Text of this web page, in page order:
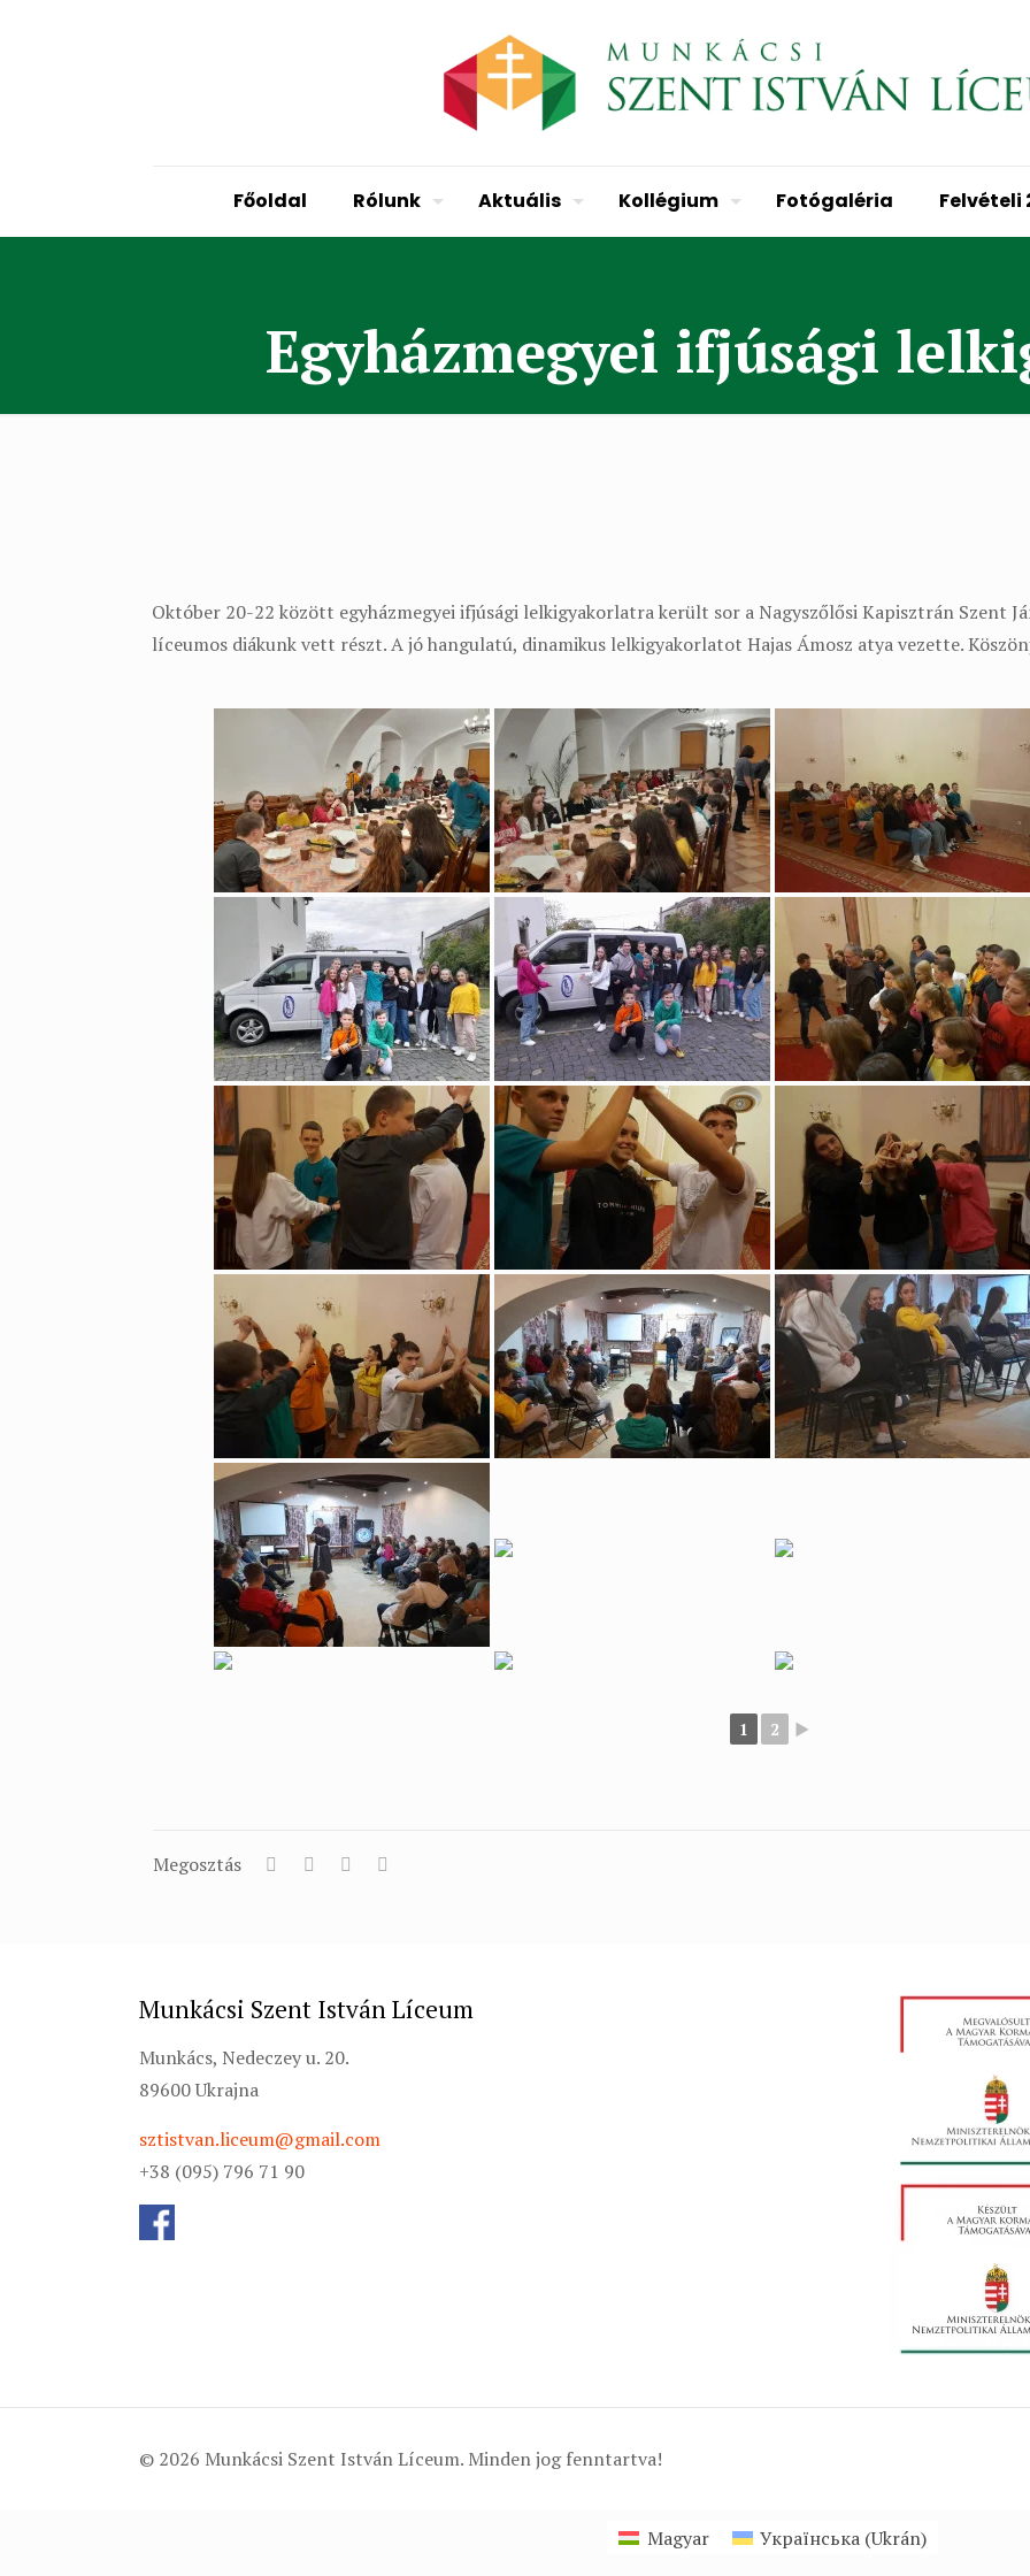
Főoldal Rólunk Aktuális Kollégium Fotógaléria Felvételi
Egyházmegyei ifjúsági
Október 20-22 között egyházmegyei ifjúsági lelkigyakorlatra került sor a Nagyszőlősi Kapisztrán Szent
líceumos diákunk vett részt. A jó hangulatú, dinamikus lelkigyakorlatot Hajas Ámosz atya vezette.
1 2 ►
Megosztás
Munkácsi Szent István Líceum
Munkács, Nedeczey u. 20.
89600 Ukrajna
sztistvan.liceum@gmail.com
+38 (095) 796 71 90
© 2026 Munkácsi Szent István Líceum. Minden jog fenntartva!
Magyar Українська(Ukrán)